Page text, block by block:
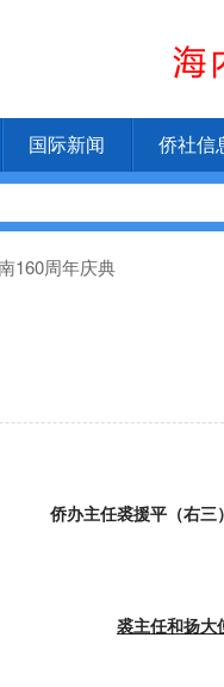
国际新闻 侨社信
160周年庆典
侨办主任裘援平（右
裘主任和扬大